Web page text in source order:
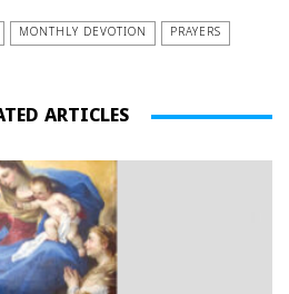
MONTHLY DEVOTION PRAYERS
ARTICLES